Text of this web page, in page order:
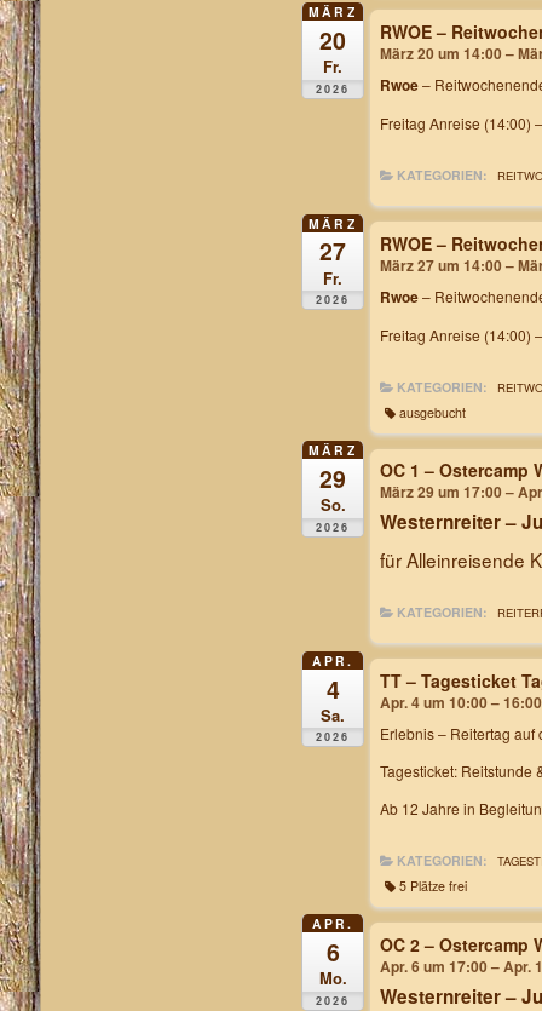
MÄRZ
20
Fr.
2026
RWOE –
März 20 um 14:00 –
Rwoe–
Freitag Anreise (14:00)
KATEGORIEN:
MÄRZ
27
Fr.
2026
RWOE –
März 27 um 14:00 –
Rwoe–
Freitag Anreise (14:00)
KATEGORIEN:
ausgebucht
MÄRZ
29
So.
2026
OC 1 – Ostercamp
März 29 um 17:00 –
Westernreiter –
für Alleinreisende
KATEGORIEN:
APR.
4
Sa.
2026
TT – Tagesticket
Apr. 4 um 10:00 – 16:00
Erlebnis – Reitertag auf
Tagesticket: Reitstunde
Ab 12 Jahre in
KATEGORIEN:
5 Plätze frei
APR.
6
Mo.
2026
OC 2 – Ostercamp
Apr. 6 um 17:00 – Apr.
Westernreiter –